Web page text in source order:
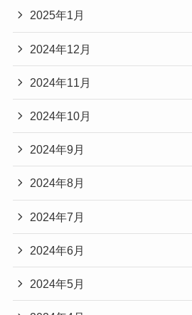
2025年1月
2024年12月
2024年11月
2024年10月
2024年9月
2024年8月
2024年7月
2024年6月
2024年5月